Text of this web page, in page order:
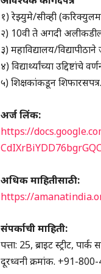
१) रेझ्युमे/सीव्ही (करिक्युलम
२) 10वी ते अगदी अलीकडील
३) महाविद्यालय/
४) विद्यार्थ्यांच्या उद्दिष्टांचे
५) शिक्षकांकडून शिफारसपत्र.
अर्ज लिंक:
https://
अधिक माहितीसाठी:
https://
संपर्काची माहिती:
पत्ता: 25, ब्राइट स्ट्रीट,
दूरध्वनी क्रमांक. +91-